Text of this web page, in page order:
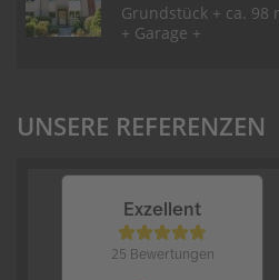
Grundstück + ca. 98
+ Garage +
UNSERE REFERENZEN